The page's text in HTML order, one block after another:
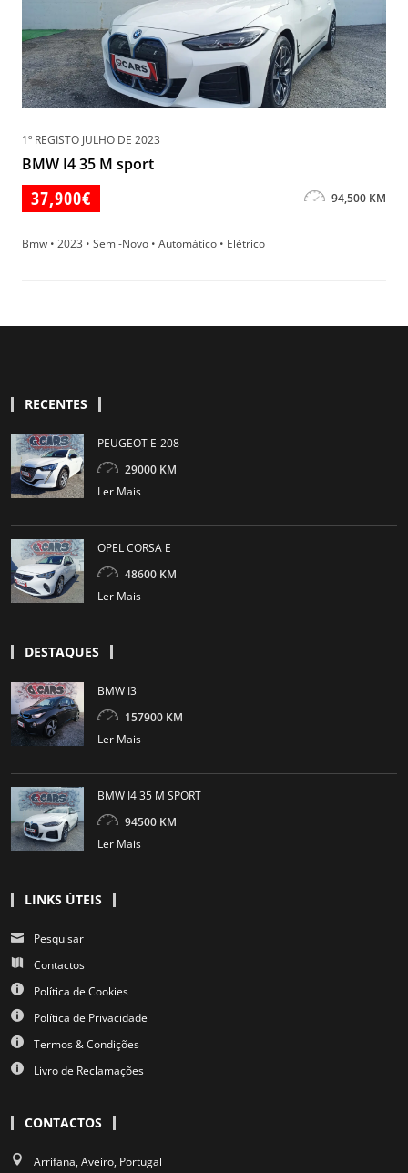
1º REGISTO JULHO DE 2023
BMW I4 35 M sport
37,900€ 94,500 KM
Bmw • 2023 • Semi-Novo • Automático • Elétrico
RECENTES
PEUGEOT E-208
29000 KM
Ler Mais
OPEL CORSA E
48600 KM
Ler Mais
DESTAQUES
BMW I3
157900 KM
Ler Mais
BMW I4 35 M SPORT
94500 KM
Ler Mais
LINKS ÚTEIS
Pesquisar
Contactos
Política de Cookies
Política de Privacidade
Termos & Condições
Livro de Reclamações
CONTACTOS
Arrifana, Aveiro, Portugal